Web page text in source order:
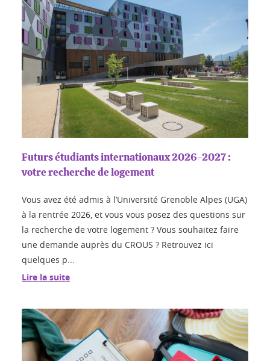
Futurs étudiants internationaux 2026-2027 :
votre recherche de logement
Vous avez été admis à l’Université Grenoble Alpes (UGA)
à la rentrée 2026, et vous vous posez des questions sur
la recherche de votre logement ? Vous souhaitez faire
une demande auprès du CROUS ? Retrouvez ici
quelques p...
Lire la suite